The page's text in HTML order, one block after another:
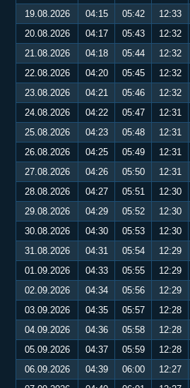
19.08.2026
04:15 05:42 12:33
20.08.2026
04:17 05:43 12:32
21.08.2026
04:18 05:44 12:32
22.08.2026
04:20 05:45 12:32
23.08.2026
04:21 05:46 12:32
24.08.2026
04:22 05:47 12:31
25.08.2026
04:23 05:48 12:31
26.08.2026
04:25 05:49 12:31
27.08.2026
04:26 05:50 12:31
28.08.2026
04:27 05:51 12:30
29.08.2026
04:29 05:52 12:30
30.08.2026
04:30 05:53 12:30
31.08.2026
04:31 05:54 12:29
01.09.2026
04:33 05:55 12:29
02.09.2026
04:34 05:56 12:29
03.09.2026
04:35 05:57 12:28
04.09.2026
04:36 05:58 12:28
05.09.2026
04:37 05:59 12:28
06.09.2026
04:39 06:00 12:27